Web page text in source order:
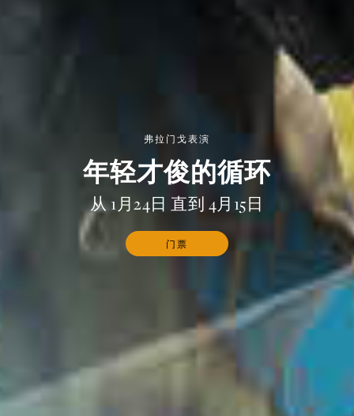
弗拉门戈表演
年轻才俊的循环
从 1月24日 直到 4月15日
门票